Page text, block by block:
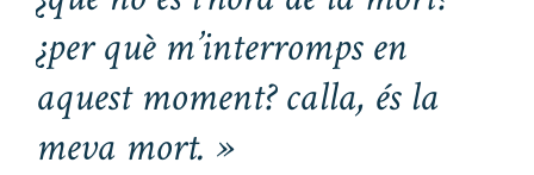
¿per què m’interromps en
aquest moment? calla, és la
meva mort. »